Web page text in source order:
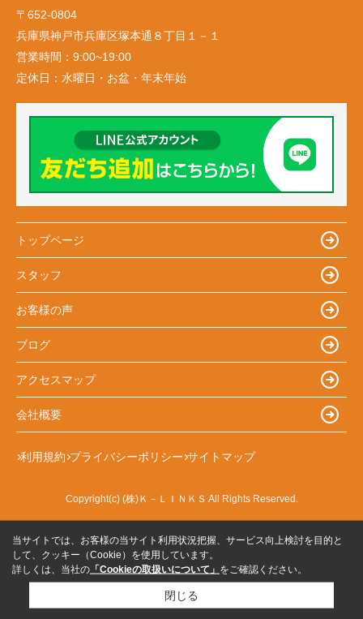
〒652-0804
兵庫県神戸市兵庫区塚本通８丁目１－１
営業時間： 9:00~19:00
定休日： 水曜日・お盆・年末年始
トップページ
スタッフ
お客様の声
ブログ
アクセスマップ
会社概要
利用規約 プライバシーポリシー サイトマップ
Copyright(c) (株)Ｋ－ＬＩＮＫＳ All Rights Reserved.
当サイトでは、お客様の当サイト利用状況把握、サービス向上検討を目的と
して、クッキー（Cookie）を使用しています。
詳しくは、当社の 「Cookieの取扱いについて」 をご確認ください。
閉じる